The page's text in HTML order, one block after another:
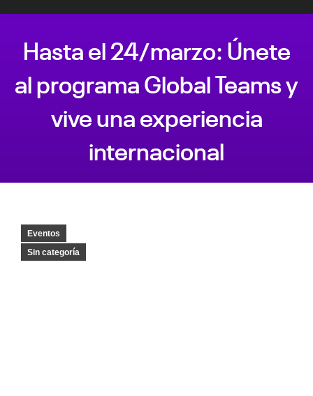
Hasta el 24/marzo: Únete
al programa Global Teams y
vive una experiencia
internacional
Eventos
Sin categoría